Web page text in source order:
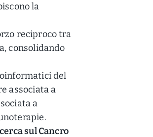
la
reciproco tra
consolidando
del
associata a
a
sul Cancro